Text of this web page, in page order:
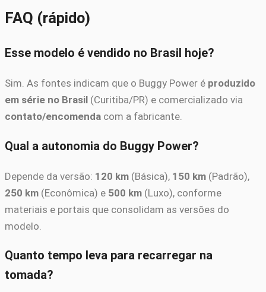
FAQ (rápido)
Esse modelo é vendido no Brasil hoje?
Sim. As fontes indicam que o Buggy Power é produzido
em série no Brasil (Curitiba/PR) e comercializado via
contato/encomenda com a fabricante.
Qual a autonomia do Buggy Power?
Depende da versão: 120 km (Básica), 150 km (Padrão),
250 km (Econômica) e 500 km (Luxo), conforme
materiais e portais que consolidam as versões do
modelo.
Quanto tempo leva para recarregar na
tomada?